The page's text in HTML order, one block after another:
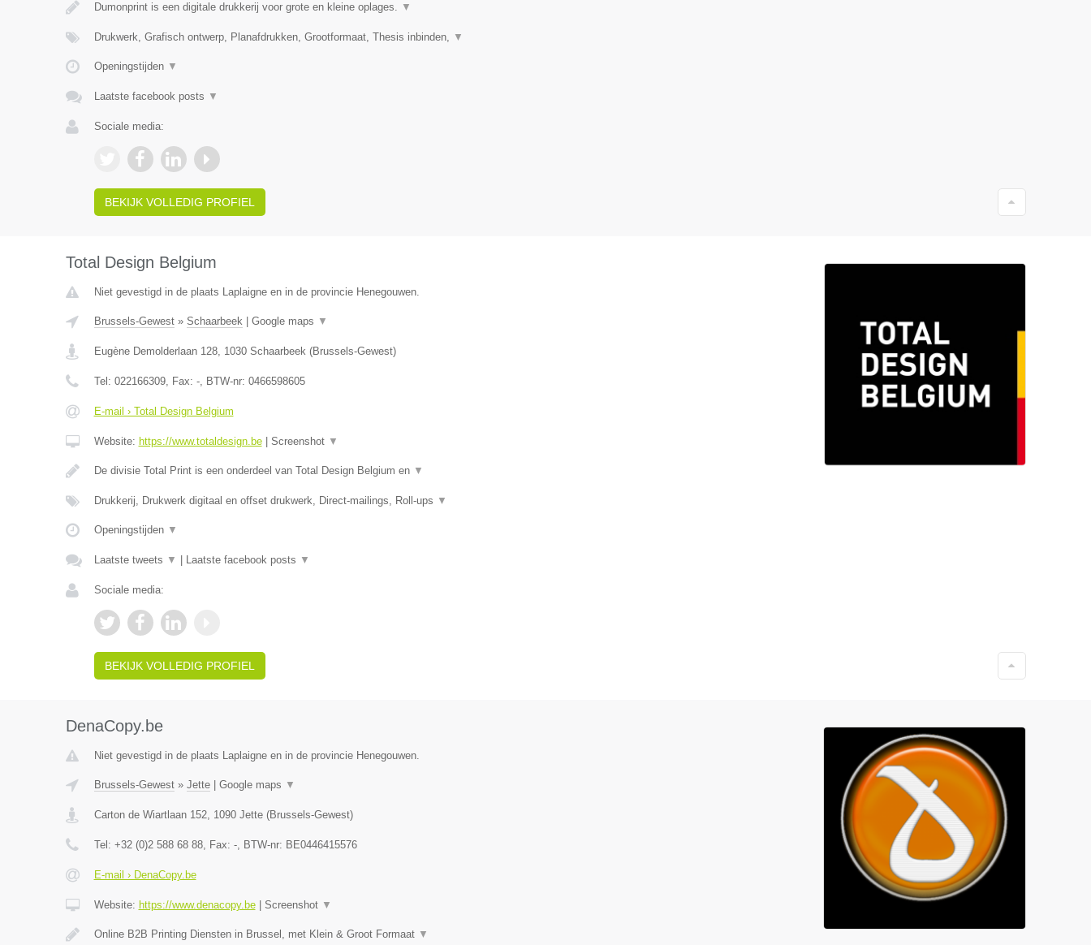
Dumonprint is een digitale drukkerij voor grote en kleine oplages. ▼
Drukwerk, Grafisch ontwerp, Planafdrukken, Grootformaat, Thesis inbinden, ▼
Openingstijden ▼
Laatste facebook posts ▼
Sociale media:
BEKIJK VOLLEDIG PROFIEL
Total Design Belgium
Niet gevestigd in de plaats Laplaigne en in de provincie Henegouwen.
Brussels-Gewest» Schaarbeek| Google maps ▼
Eugène Demolderlaan 128, 1030 Schaarbeek(Brussels-Gewest)
Tel: 022166309, Fax: -, BTW-nr: 0466598605
E-mail › Total Design Belgium
Website: https://www.totaldesign.be| Screenshot ▼
De divisie Total Print is een onderdeel van Total Design Belgium en ▼
Drukkerij, Drukwerk digitaal en offset drukwerk, Direct-mailings, Roll-ups ▼
Openingstijden ▼
Laatste tweets ▼ Laatste facebook posts ▼
Sociale media:
BEKIJK VOLLEDIG PROFIEL
DenaCopy.be
Niet gevestigd in de plaats Laplaigne en in de provincie Henegouwen.
Brussels-Gewest» Jette| Google maps ▼
Carton de Wiartlaan 152, 1090 Jette(Brussels-Gewest)
Tel: +32 (0)2 588 68 88, Fax: -, BTW-nr: BE0446415576
E-mail › DenaCopy.be
Website: https://www.denacopy.be| Screenshot ▼
Online B2B Printing Diensten in Brussel, met Klein & Groot Formaat ▼